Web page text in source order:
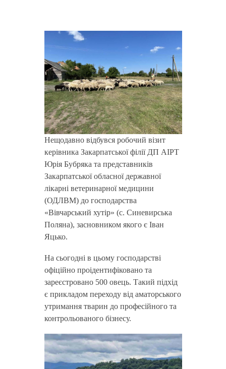
Нещодавно відбувся робочий візит
керівника Закарпатської філії ДП АІРТ
Юрія Бубряка та представників
Закарпатської обласної державної
лікарні ветеринарної медицини
(ОДЛВМ) до господарства
«Вівчарський хутір» (с. Синевирська
Поляна), засновником якого є Іван
Яцько.
На сьогодні в цьому господарстві
офіційно проідентифіковано та
зареєстровано 500 овець. Такий підхід
є прикладом переходу від аматорського
утримання тварин до професійного та
контрольованого бізнесу.